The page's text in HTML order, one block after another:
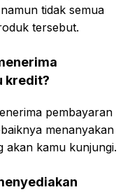
tidak semua
tersebut.
kredit?
pembayaran
menanyakan
akan kamu kunjungi.